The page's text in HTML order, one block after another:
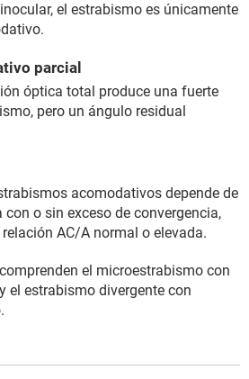
el estrabismo es únicamente
parcial
óptica total produce una fuerte
pero un ángulo residual
acomodativos depende de
o sin exceso de convergencia,
AC/A normal o elevada.
el microestrabismo con
el estrabismo divergente con